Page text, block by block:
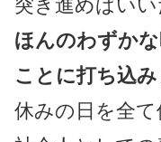
突き進めばいい
ほんのわずか
ことに打ち込み
休みの日を全て